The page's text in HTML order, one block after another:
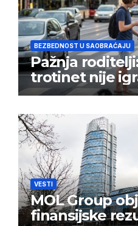
BEZBEDNOST U SAOBRAĆAJU
Pažnja
trotinet nije
VESTI
MOL Group
finansijske